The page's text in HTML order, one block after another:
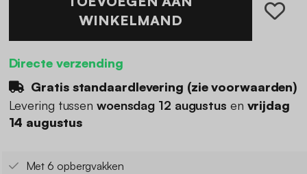
WINKELMAND
Directe verzending
Gratis standaardlevering (zie voorwaarden)
Levering tussen woensdag 12 augustus en vrijdag
14 augustus
Met 6 opbergvakken